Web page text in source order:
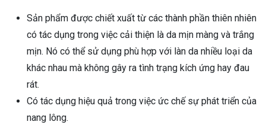
Sản phẩm được chiết xuất từ các thành phần thiên nhiên
có tác dụng trong việc cải thiện là da mịn màng và trắng
mịn. Nó có thể sử dụng phù hợp với làn da nhiều loại da
khác nhau mà không gây ra tình trạng kích ứng hay đau
rát.
Có tác dụng hiệu quả trong việc ức chế sự phát triển của
nang lông.